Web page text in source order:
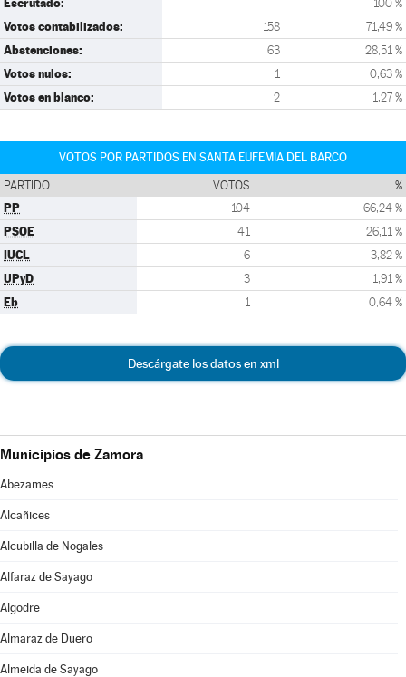
100 %
Votos contabilizados: 158 71,49 %
Abstenciones: 63 28,51 %
Votos nulos: 1 0,63 %
Votos en blanco: 2 1,27 %
VOTOS POR PARTIDOS EN SANTA EUFEMIA DEL BARCO
PARTIDO VOTOS %
PP 104 66,24 %
PSOE 41 26,11 %
IUCL 6 3,82 %
UPyD 3 1,91 %
Eb 1 0,64 %
Descárgate los datos en xml
Municipios de Zamora
Abezames
Alcañices
Alcubilla de Nogales
Alfaraz de Sayago
Algodre
Almaraz de Duero
Almeida de Sayago